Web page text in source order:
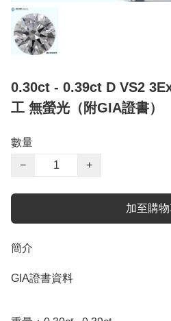
0.30ct - 0.39ct D VS2
工 無螢光（附GIA證書）
數量
−
+
加至購
簡介
GIA證書資料